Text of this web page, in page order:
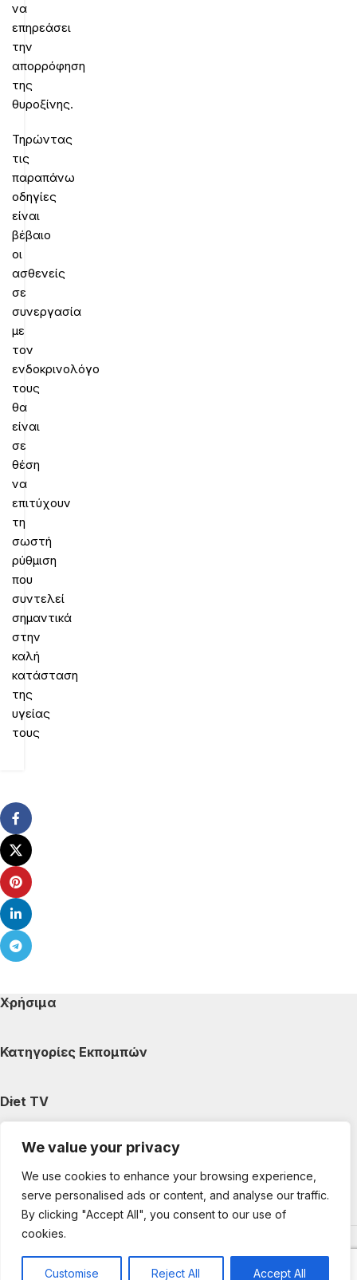
We value your privacy
We use cookies to enhance your browsing experience,
serve personalised ads or content, and analyse our traffic.
By clicking "Accept All", you consent to our use of
cookies.
Customise Reject All Accept All
να
επηρεάσει
την
απορρόφηση
της
θυροξίνης.
Τηρώντας
τις
παραπάνω
οδηγίες
είναι
βέβαιο
οι
ασθενείς
σε
συνεργασία
με
τον
ενδοκρινολόγο
τους
θα
είναι
σε
θέση
να
επιτύχουν
τη
σωστή
ρύθμιση
που
συντελεί
σημαντικά
στην
καλή
κατάσταση
της
υγείας
τους
Χρήσιμα
Κατηγορίες Εκπομπών
Diet TV
Κατηγορίες Άρθρων
Ακολουθήστε μας
Copyright © 2025 DietTV. All Rights Reserved.
development by web-idea.gr
0